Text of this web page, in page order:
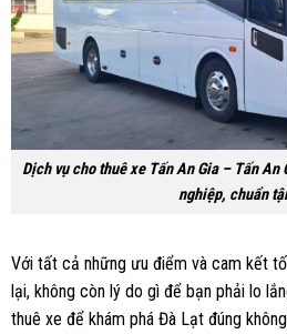
Dịch vụ cho thuê xe Tấn An Gia – Tấn An
nghiệp, chuẩn
Với tất cả những ưu điểm và cam kết
lại, không còn lý do gì để bạn phải lo
thuê xe để khám phá Đà Lạt đúng